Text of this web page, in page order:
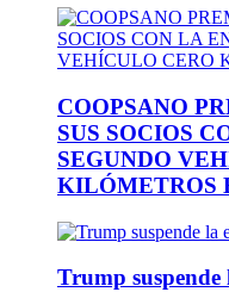
COOPSANO
SUS SOCIOS
SEGUNDO
KILÓMETROS
Trump suspende